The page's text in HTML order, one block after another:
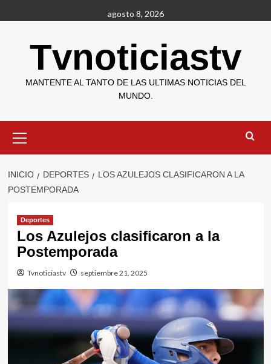
al
agosto 8, 2026
Tvnoticiastv
MANTENTE AL TANTO DE LAS ULTIMAS NOTICIAS DEL
MUNDO.
primario
INICIO DEPORTES
LOS AZULEJOS CLASIFICARON A LA
POSTEMPORADA
Deportes
Los Azulejos clasificaron a la
Postemporada
Tvnoticiastv septiembre 21, 2025